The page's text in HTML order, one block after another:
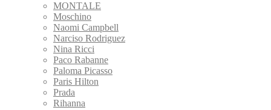
MONTALE
Moschino
Naomi Campbell
Narciso Rodriguez
Nina Ricci
Paco Rabanne
Paloma Picasso
Paris Hilton
Prada
Rihanna